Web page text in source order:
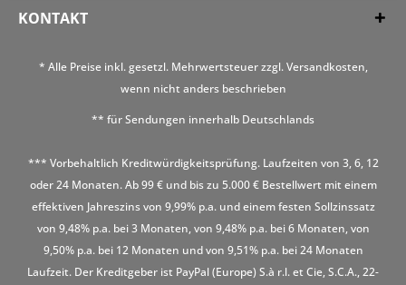
KONTAKT
* Alle Preise inkl. gesetzl. Mehrwertsteuer zzgl.Versandkosten,
wenn nicht anders beschrieben
** für Sendungen innerhalb Deutschlands
*** Vorbehaltlich Kreditwürdigkeitsprüfung. Laufzeiten von 3, 6, 12
oder 24 Monaten. Ab 99 € und bis zu 5.000 € Bestellwert mit einem
effektiven Jahreszins von 9,99% p.a. und einem festen Sollzinssatz
von 9,48% p.a. bei 3 Monaten, von 9,48% p.a. bei 6 Monaten, von
9,50% p.a. bei 12 Monaten und von 9,51% p.a. bei 24 Monaten
Laufzeit. Der Kreditgeber ist PayPal (Europe) S.à r.l. et Cie, S.C.A., 22-